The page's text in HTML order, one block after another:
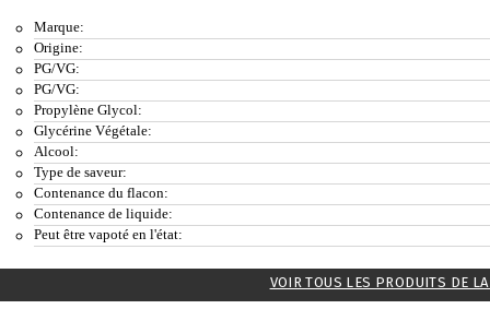
Marque:
Origine:
PG/VG:
PG/VG:
Propylène Glycol:
Glycérine Végétale:
Alcool:
Type de saveur:
Contenance du flacon:
Contenance de liquide:
Peut être vapoté en l'état:
VOIR TOUS LES PRODUITS DE